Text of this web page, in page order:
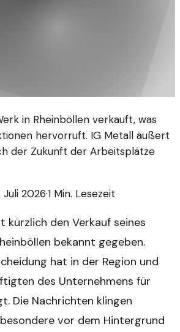
in Rheinböllen verkauft, was
hervorruft. IG Metall äußert
der Zukunft der Arbeitsplätze
Juli 2026·1 Min. Lesezeit
kürzlich den Verkauf seines
bekannt gegeben.
hat in der Region und
des Unternehmens für
Die Nachrichten klingen
vor dem Hintergrund